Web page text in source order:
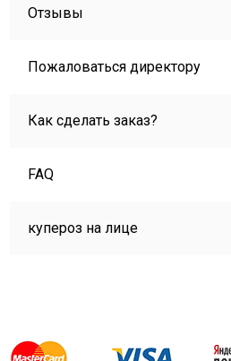
Отзывы
Пожаловаться директору
Как сделать заказ?
FAQ
купероз на лице